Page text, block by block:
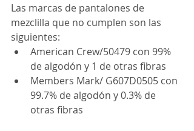
Las marcas de pantalones de
mezclilla que no cumplen son las
siguientes:
American Crew/50479 con 99%
de algodón y 1 de otras fibras
Members Mark/ G607D0505 con
99.7% de algodón y 0.3% de
otras fibras